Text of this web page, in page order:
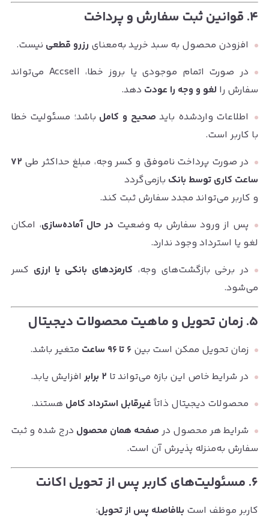
۴. قوانین ثبت سفارش و پرداخت
افزودن محصول به سبد خرید به‌معنای رزرو قطعی نیست.
در صورت اتمام موجودی یا بروز خطا، Accsell می‌تواند
سفارش را لغو و وجه را عودت دهد.
اطلاعات واردشده باید صحیح و کامل باشد؛ مسئولیت خطا
با کاربر است.
در صورت پرداخت ناموفق و کسر وجه، مبلغ حداکثر طی ۷۲
ساعت کاری توسط بانک بازمی‌گردد
و کاربر می‌تواند مجدد سفارش ثبت کند.
پس از ورود سفارش به وضعیت در حال آماده‌سازی، امکان
لغو یا استرداد وجود ندارد.
در برخی بازگشت‌های وجه، کارمزدهای بانکی یا ارزی کسر
می‌شود.
۵. زمان تحویل و ماهیت محصولات دیجیتال
زمان تحویل ممکن است بین ۶ تا ۹۶ ساعت
متغیر باشد.
در شرایط خاص این بازه می‌تواند تا ۲ برابر
افزایش یابد.
محصولات دیجیتال ذاتاً غیرقابل استرداد کامل هستند.
شرایط هر محصول در صفحه همان محصول درج شده و ثبت
سفارش به‌منزله پذیرش آن است.
۶. مسئولیت‌های کاربر پس از تحویل اکانت
کاربر موظف است بلافاصله پس از تحویل: